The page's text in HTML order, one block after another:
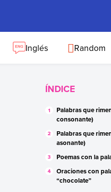
Inglés Random
ÍNDICE
Palabras que
consonante)
Palabras que
asonante)
Poemas con la
Oraciones con
“chocolate”